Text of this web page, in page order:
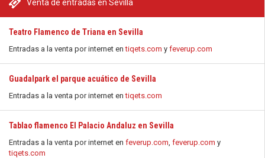
Venta de entradas en Sevilla
Teatro Flamenco de Triana en Sevilla
Entradas a la venta por internet entiqets.com y feverup.com
Guadalpark el parque acuático de Sevilla
Entradas a la venta por internet entiqets.com
Tablao flamenco El Palacio Andaluz en Sevilla
Entradas a la venta por internet en feverup.com, feverup.com y
tiqets.com